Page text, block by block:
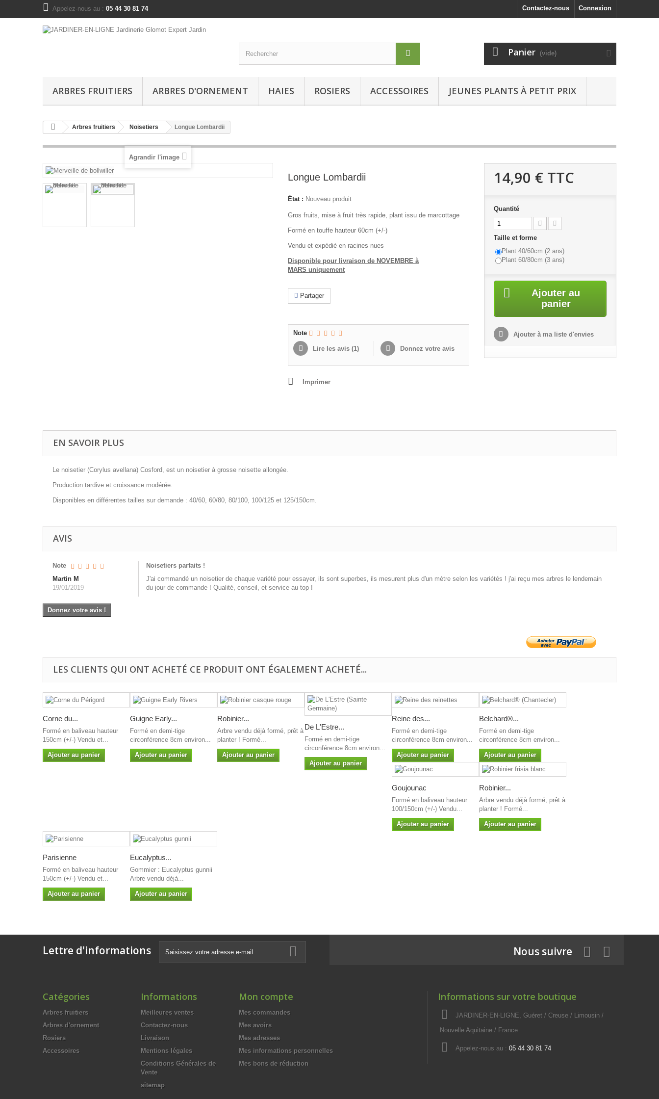
Connexion
Contactez-nous
Appelez-nous au : 05 44 30 81 74
Panier (vide)
ARBRES FRUITIERS ARBRES D'ORNEMENT HAIES ROSIERS ACCESSOIRES JEUNES PLANTS À PETIT PRIX
Arbres fruitiers Noisetiers Longue Lombardii
Agrandir l'image
Longue Lombardii
État : Nouveau produit
Gros fruits, mise à fruit très rapide, plant issu de marcottage
Formé en touffe hauteur 60cm (+/-)
Vendu et expédié en racines nues
Disponible pour livraison de NOVEMBRE à
MARS uniquement
Partager
Note
Lire les avis (1) Donnez votre avis
Imprimer
14,90 € TTC
Quantité
Taille et forme
Plant 40/60cm (2 ans)
Plant 60/80cm (3 ans)
Ajouter au
panier
Ajouter à ma liste d'envies
EN SAVOIR PLUS
Le noisetier (Corylus avellana) Cosford, est un noisetier à grosse noisette allongée.
Production tardive et croissance modérée.
Disponibles en différentes tailles sur demande : 40/60, 60/80, 80/100, 100/125 et 125/150cm.
AVIS
Note
Martin M
19/01/2019
Noisetiers parfaits !
J'ai commandé un noisetier de chaque variété pour essayer, ils sont superbes, ils mesurent plus d'un mètre selon les variétés ! j'ai reçu mes arbres le lendemain
du jour de commande ! Qualité, conseil, et service au top !
Donnez votre avis !
LES CLIENTS QUI ONT ACHETÉ CE PRODUIT ONT ÉGALEMENT ACHETÉ...
Corne du...
Formé en baliveau hauteur
150cm (+/-) Vendu et...
Ajouter au panier
Guigne Early...
Formé en demi-tige
circonférence 8cm environ...
Ajouter au panier
Robinier...
Arbre vendu déjà formé, prêt à
planter ! Formé...
Ajouter au panier
De L'Estre...
Formé en demi-tige
circonférence 8cm environ...
Ajouter au panier
Reine des...
Formé en demi-tige
circonférence 8cm environ...
Ajouter au panier
Belchard®...
Formé en demi-tige
circonférence 8cm environ...
Ajouter au panier
Goujounac
Formé en baliveau hauteur
100/150cm (+/-) Vendu...
Ajouter au panier
Robinier...
Arbre vendu déjà formé, prêt à
planter ! Formé...
Ajouter au panier
Parisienne
Formé en baliveau hauteur
150cm (+/-) Vendu et...
Ajouter au panier
Eucalyptus...
Gommier : Eucalyptus gunnii
Arbre vendu déjà...
Ajouter au panier
Lettre d'informations Nous suivre
Catégories
Arbres fruitiers
Arbres d'ornement
Rosiers
Accessoires
Informations
Meilleures ventes
Contactez-nous
Livraison
Mentions légales
Conditions Générales de
Vente
sitemap
Mon compte
Mes commandes
Mes avoirs
Mes adresses
Mes informations personnelles
Mes bons de réduction
Informations sur votre boutique
JARDINER-EN-LIGNE, Guéret / Creuse / Limousin /
Nouvelle Aquitaine / France
Appelez-nous au : 05 44 30 81 74